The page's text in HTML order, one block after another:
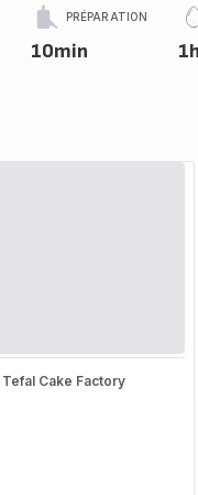
PRÉPARATION
10min
Tefal Cake Factory